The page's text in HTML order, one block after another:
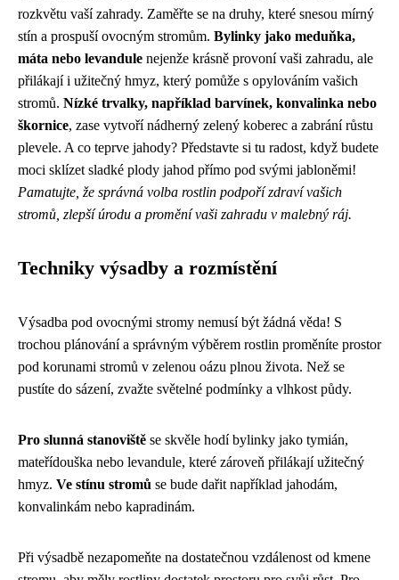
rozkvětu vaší zahrady. Zaměřte se na druhy, které snesou mírný
stín a prospuší ovocným stromům. Bylinky jako meduňka,
máta nebo levandule nejenže krásně provoní vaši zahradu, ale
přilákají i užitečný hmyz, který pomůže s opylováním vašich
stromů. Nízké trvalky, například barvínek, konvalinka nebo
škornice, zase vytvoří nádherný zelený koberec a zabrání růstu
plevele. A co teprve jahody? Představte si tu radost, když budete
moci sklízet sladké plody jahod přímo pod svými jabloněmi!
Pamatujte, že správná volba rostlin podpoří zdraví vašich
stromů, zlepší úrodu a promění vaši zahradu v malebný ráj.
Techniky výsadby a rozmístění
Výsadba pod ovocnými stromy nemusí být žádná věda! S
trochou plánování a správným výběrem rostlin proměníte prostor
pod korunami stromů v zelenou oázu plnou života. Než se
pustíte do sázení, zvažte světelné podmínky a vlhkost půdy.
Pro slunná stanoviště se skvěle hodí bylinky jako tymián,
mateřídouška nebo levandule, které zároveň přilákají užitečný
hmyz. Ve stínu stromů se bude dařit například jahodám,
konvalinkám nebo kapradinám.
Při výsadbě nezapomeňte na dostatečnou vzdálenost od kmene